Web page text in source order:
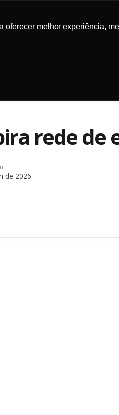
oferecer melhor experiência,
ABOUT
rede de
de 2026